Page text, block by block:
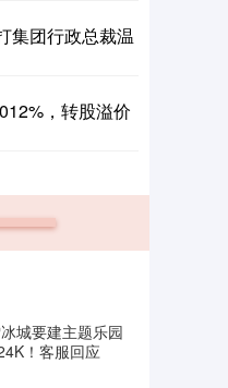
集团行政总裁温
，转股溢价
城要建主题乐园
！客服回应